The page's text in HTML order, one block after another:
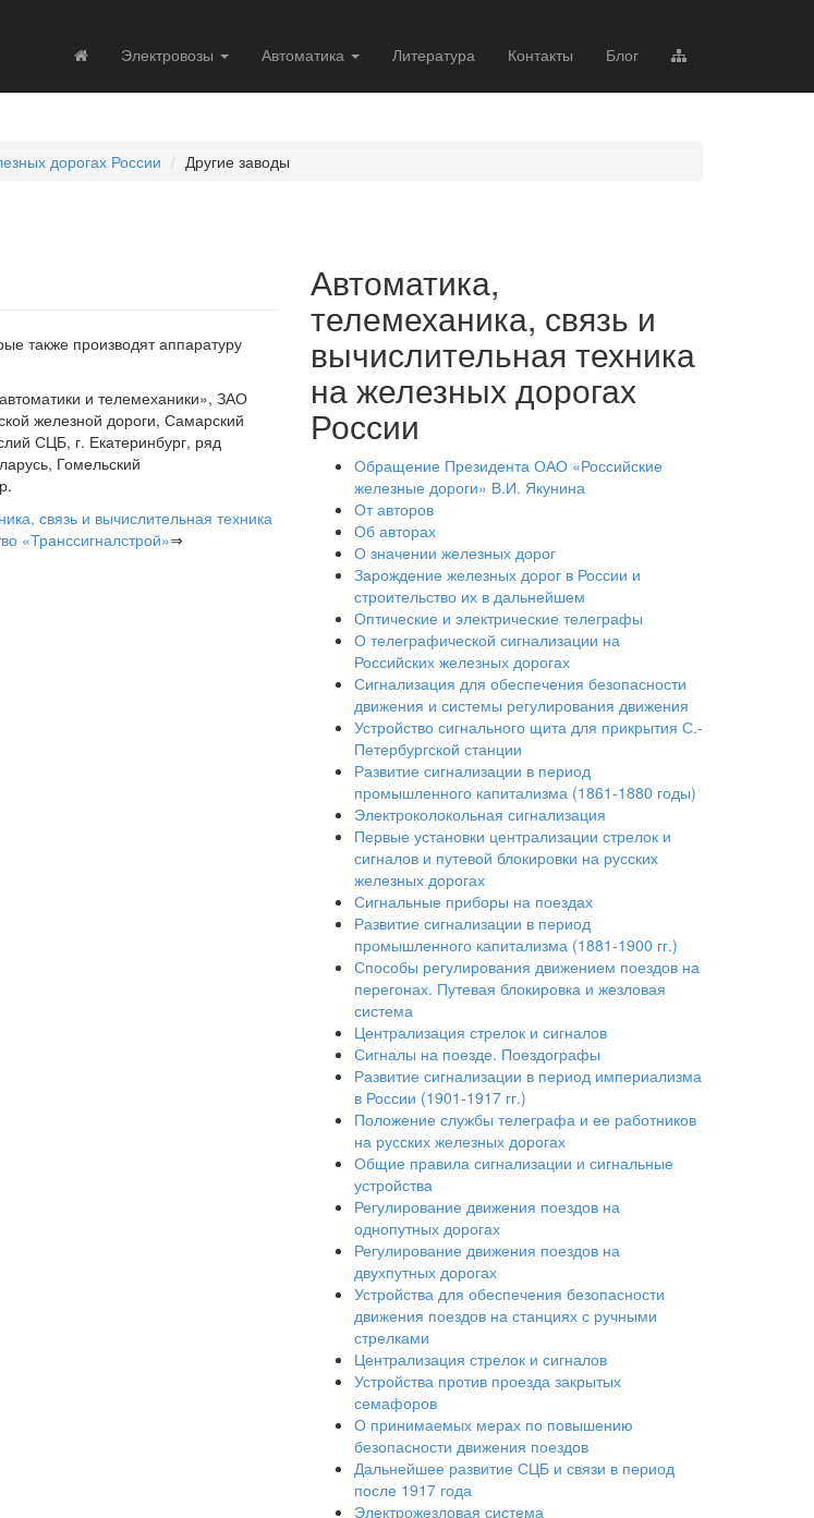
Электровозы Автоматика Литература Контакты Блог
дорогах России Другие заводы
также производят аппаратуру
и телемеханики», ЗАО
железной дороги, Самарский
СЦБ, г. Екатеринбург, ряд
Гомельский
связь и вычислительная техника
«Транссигналстрой»⇒
Автоматика,
телемеханика, связь и
вычислительная техника
на железных дорогах
России
Обращение Президента ОАО «Российские
железные дороги» В.И. Якунина
От авторов
Об авторах
О значении железных дорог
Зарождение железных дорог в России и
строительство их в дальнейшем
Оптические и электрические телеграфы
О телеграфической сигнализации на
Российских железных дорогах
Сигнализация для обеспечения безопасности
движения и системы регулирования движения
Устройство сигнального щита для прикрытия С.-
Петербургской станции
Развитие сигнализации в период
промышленного капитализма (1861-1880 годы)
Электроколокольная сигнализация
Первые установки централизации стрелок и
сигналов и путевой блокировки на русских
железных дорогах
Сигнальные приборы на поездах
Развитие сигнализации в период
промышленного капитализма (1881-1900 гг.)
Способы регулирования движением поездов на
перегонах. Путевая блокировка и жезловая
система
Централизация стрелок и сигналов
Сигналы на поезде. Поездографы
Развитие сигнализации в период империализма
в России (1901-1917 гг.)
Положение службы телеграфа и ее работников
на русских железных дорогах
Общие правила сигнализации и сигнальные
устройства
Регулирование движения поездов на
однопутных дорогах
Регулирование движения поездов на
двухпутных дорогах
Устройства для обеспечения безопасности
движения поездов на станциях с ручными
стрелками
Централизация стрелок и сигналов
Устройства против проезда закрытых
семафоров
О принимаемых мерах по повышению
безопасности движения поездов
Дальнейшее развитие СЦБ и связи в период
после 1917 года
Электрожезловая система